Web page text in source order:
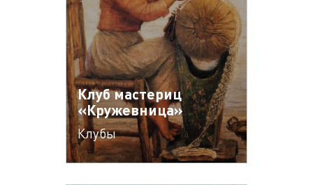
Клуб мастериц
«Кружевница»
Клубы